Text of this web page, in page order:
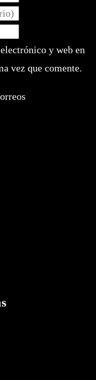
y web en
vez que comente.